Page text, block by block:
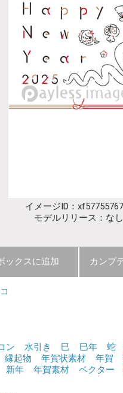
イメージID：
モデルリリース：なし
ックスに追加 カンプ
ン 水引き 巳 巳年 蛇
縁起物 年賀状素材 年賀
新年 年賀素材 ベクター